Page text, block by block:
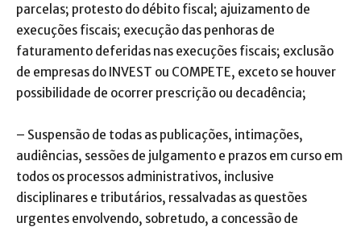
parcelas; protesto do débito fiscal; ajuizamento de
execuções fiscais; execução das penhoras de
faturamento deferidas nas execuções fiscais; exclusão
de empresas do INVEST ou COMPETE, exceto se houver
possibilidade de ocorrer prescrição ou decadência;
– Suspensão de todas as publicações, intimações,
audiências, sessões de julgamento e prazos em curso em
todos os processos administrativos, inclusive
disciplinares e tributários, ressalvadas as questões
urgentes envolvendo, sobretudo, a concessão de